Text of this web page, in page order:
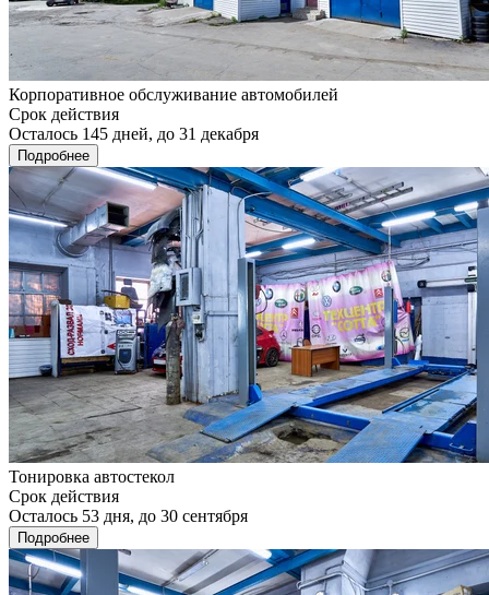
Корпоративное обслуживание автомобилей
Срок действия
Осталось 145 дней, до 31 декабря
Подробнее
Тонировка автостекол
Срок действия
Осталось 53 дня, до 30 сентября
Подробнее